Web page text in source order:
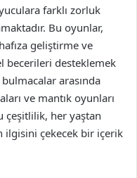
farklı zorluk
Bu oyunlar,
geliştirme ve
becerileri desteklemek
arasında
ve mantık oyunları
çeşitlilik, her yaştan
ilgisini çekecek bir içerik